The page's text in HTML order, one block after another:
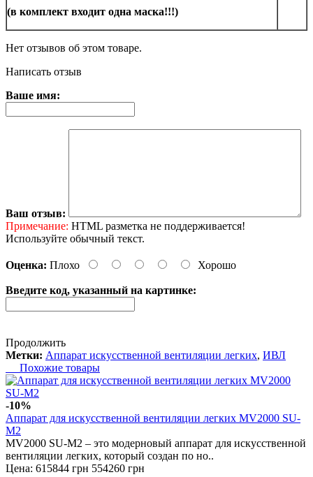
(в комплект входит одна маска!!!)
Нет отзывов об этом товаре.
Написать отзыв
Ваше имя:
Ваш отзыв:
Примечание: HTML разметка не поддерживается!
Используйте обычный текст.
Оценка: Плохо Хорошо
Введите код, указанный на картинке:
Продолжить
Метки: Аппарат искусственной вентиляции легких, ИВЛ
Похожие товары
-10%
Аппарат для искусственной вентиляции легких MV2000 SU-
M2
MV2000 SU-M2 – это модерновый аппарат для искусственной
вентиляции легких, который создан по но..
Цена: 615844 грн 554260 грн